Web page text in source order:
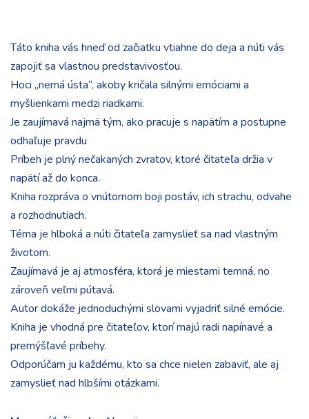
Táto kniha vás hneď od začiatku vtiahne do deja a núti vás
zapojiť sa vlastnou predstavivosťou.
Hoci „nemá ústa“, akoby kričala silnými emóciami a
myšlienkami medzi riadkami.
Je zaujímavá najmä tým, ako pracuje s napätím a postupne
odhaľuje pravdu
Príbeh je plný nečakaných zvratov, ktoré čitateľa držia v
napätí až do konca.
Kniha rozpráva o vnútornom boji postáv, ich strachu, odvahe
a rozhodnutiach.
Téma je hlboká a núti čitateľa zamyslieť sa nad vlastným
životom.
Zaujímavá je aj atmosféra, ktorá je miestami temná, no
zároveň veľmi pútavá.
Autor dokáže jednoduchými slovami vyjadriť silné emócie.
Kniha je vhodná pre čitateľov, ktorí majú radi napínavé a
premýšľavé príbehy.
Odporúčam ju každému, kto sa chce nielen zabaviť, ale aj
zamyslieť nad hlbšími otázkami.